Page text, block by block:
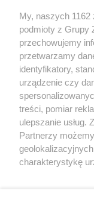
Żaden utwór
rozpowszechniany
sposób (w tym także
jakimkolwiek polu
umieszczaniem w
Jakiekolwiek użycie
części z
zabronione pod
My, naszych 1162
podmioty z Grupy
przechowujemy
przetwarzamy
identyfikatory,
urządzenie czy
treści, pomiar
ulepszanie usług.
Partnerzy
charakterystykę